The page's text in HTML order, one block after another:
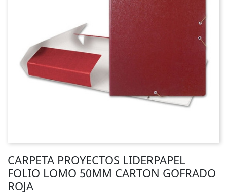
CARPETA PROYECTOS LIDERPAPEL
FOLIO LOMO 50MM CARTON GOFRADO
ROJA